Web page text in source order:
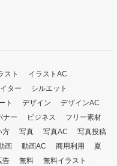
スト
イラストAC
ター
シルエット
ト デザイン
デザインAC
ナー ビジネス
フリー素材
方 写真 写真AC
写真投稿
画 動画AC 商用利用
夏
告 無料
無料イラスト